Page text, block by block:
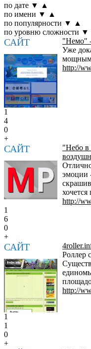
по дате ▼
▲
по имени ▼
▲
по популярности ▼
▲
по уровню сложности ▼
САЙТ
"Немо"
Уже
мощным
http://
1
4
0
+
САЙТ
"Небо в
эмоции
хочется
http://
1
6
0
+
САЙТ
Роллер
http://
1
1
0
+